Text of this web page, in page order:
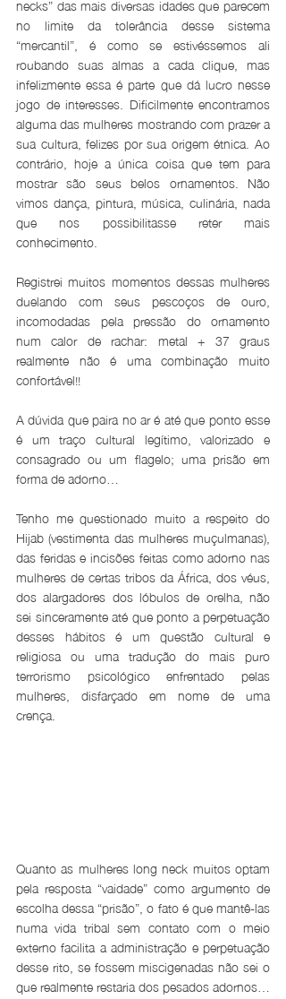
necks” das mais diversas idades que parecem
no limite da tolerância desse sistema
“mercantil”, é como se estivéssemos ali
roubando suas almas a cada clique, mas
infelizmente essa é parte que dá lucro nesse
jogo de interesses. Dificilmente encontramos
alguma das mulheres mostrando com prazer a
sua cultura, felizes por sua origem étnica. Ao
contrário, hoje a única coisa que tem para
mostrar são seus belos ornamentos. Não
vimos dança, pintura, música, culinária, nada
que nos possibilitasse reter mais
conhecimento.
Registrei muitos momentos dessas mulheres
duelando com seus pescoços de ouro,
incomodadas pela pressão do ornamento
num calor de rachar: metal + 37 graus
realmente não é uma combinação muito
confortável!!
A dúvida que paira no ar é até que ponto esse
é um traço cultural legítimo, valorizado e
consagrado ou um flagelo; uma prisão em
forma de adorno…
Tenho me questionado muito a respeito do
Hijab (vestimenta das mulheres muçulmanas),
das feridas e incisões feitas como adorno nas
mulheres de certas tribos da África, dos véus,
dos alargadores dos lóbulos de orelha, não
sei sinceramente até que ponto a perpetuação
desses hábitos é um questão cultural e
religiosa ou uma tradução do mais puro
terrorismo psicológico enfrentado pelas
mulheres, disfarçado em nome de uma
crença.
Quanto as mulheres long neck muitos optam
pela resposta “vaidade” como argumento de
escolha dessa “prisão”, o fato é que mantê-las
numa vida tribal sem contato com o meio
externo facilita a administração e perpetuação
desse rito, se fossem miscigenadas não sei o
que realmente restaria dos pesados adornos…